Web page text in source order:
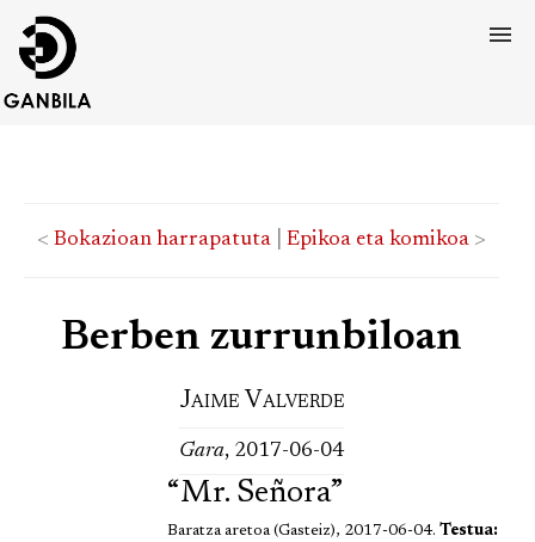
< Bokazioan harrapatuta Epikoa eta komikoa >
Berben zurrunbiloan
Jaime Valverde
Gara, 2017-06-04
“Mr. Señora”
Baratza aretoa (Gasteiz), 2017-06-04. Testua: